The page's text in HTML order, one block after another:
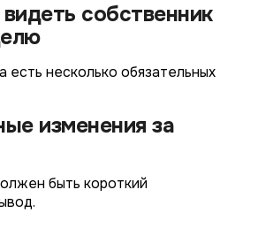
собственник
есть несколько обязательных
изменения за
быть короткий